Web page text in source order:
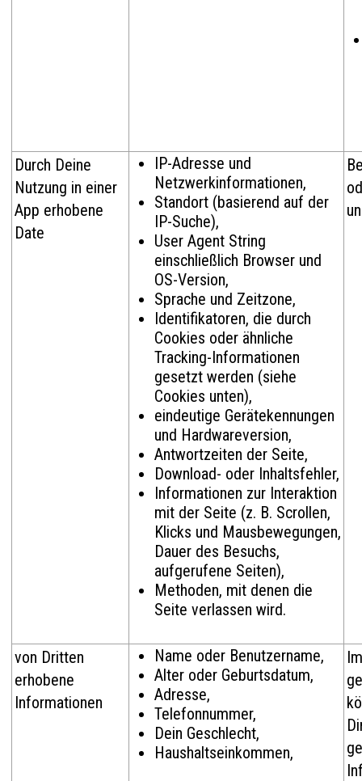
Durch Deine
Nutzung in einer
App erhobene
Date
IP-Adresse und
Netzwerkinformationen,
Standort (basierend auf der
IP-Suche),
User Agent String
einschließlich Browser und
OS-Version,
Sprache und Zeitzone,
Identifikatoren, die durch
Cookies oder ähnliche
Tracking-Informationen
gesetzt werden (siehe
Cookies unten),
eindeutige Gerätekennungen
und Hardwareversion,
Antwortzeiten der Seite,
Download- oder Inhaltsfehler,
Informationen zur Interaktion
mit der Seite (z. B. Scrollen,
Klicks und Mausbewegungen,
Dauer des Besuchs,
aufgerufene Seiten),
Methoden, mit denen die
Seite verlassen wird.
von Dritten
erhobene
Informationen
Name oder Benutzername,
Alter oder Geburtsdatum,
Adresse,
Telefonnummer,
Dein Geschlecht,
Haushaltseinkommen,